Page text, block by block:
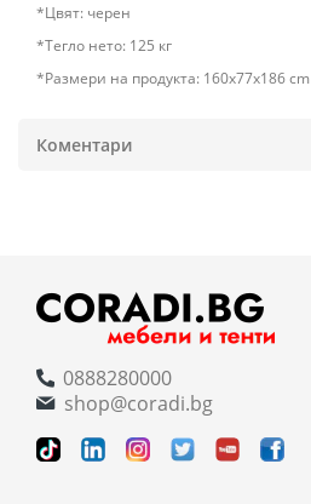
*Цвят: черен
*Тегло нето: 125 кг
*Размери на продукта: 160x77x186 cm
Коментари
0888280000
shop@coradi.bg